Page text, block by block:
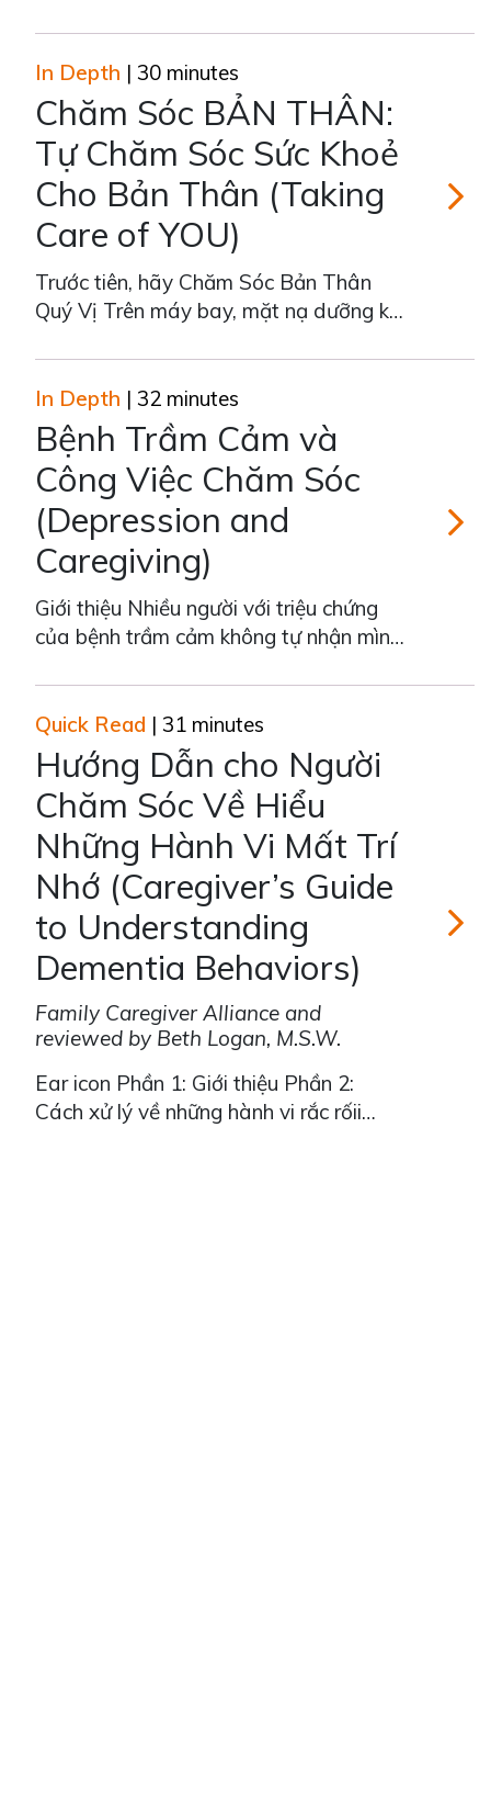
đưa ra quyết định pháp lý về nhiều khía
cạnh của cuộc sống. Những quyết định
pháp lý này không chỉ bảo vệ bạn khỏi
việc một số người sẽ làm với
In Depth | 30 minutes
Chăm Sóc BẢN THÂN:
Tự Chăm Sóc Sức Khoẻ
Cho Bản Thân (Taking
Care of YOU)
Trước tiên, hãy Chăm Sóc Bản Thân
Quý Vị Trên máy bay, mặt nạ dưỡng khí
làm gì? Như chúng ta đã biết, nguyên
tắc đầu tiên là đeo mặt nạ dưỡng khí
cho quý vị trước khi giúp đỡ cho bất kỳ
ai khác. Chỉ khi chúng ta giúp b
In Depth | 32 minutes
Bệnh Trầm Cảm và
Công Việc Chăm Sóc
(Depression and
Caregiving)
Giới thiệu Nhiều người với triệu chứng
của bệnh trầm cảm không tự nhận mình
nhận thức những triệu chứng này, trong
khi những người khác có thể gặp khó
khăn trong việc thừa nhận mình bị trầm
cảm. Đây có lẽ là một vấn đề tế
Quick Read | 31 minutes
Hướng Dẫn cho Người
Chăm Sóc Về Hiểu
Những Hành Vi Mất Trí
Nhớ (Caregiver’s Guide
to Understanding
Dementia Behaviors)
Family Caregiver Alliance and
reviewed by Beth Logan, M.S.W.
Ear icon Phần 1: Giới thiệu Phần 2:
Cách xử lý về những hành vi rắc rốii